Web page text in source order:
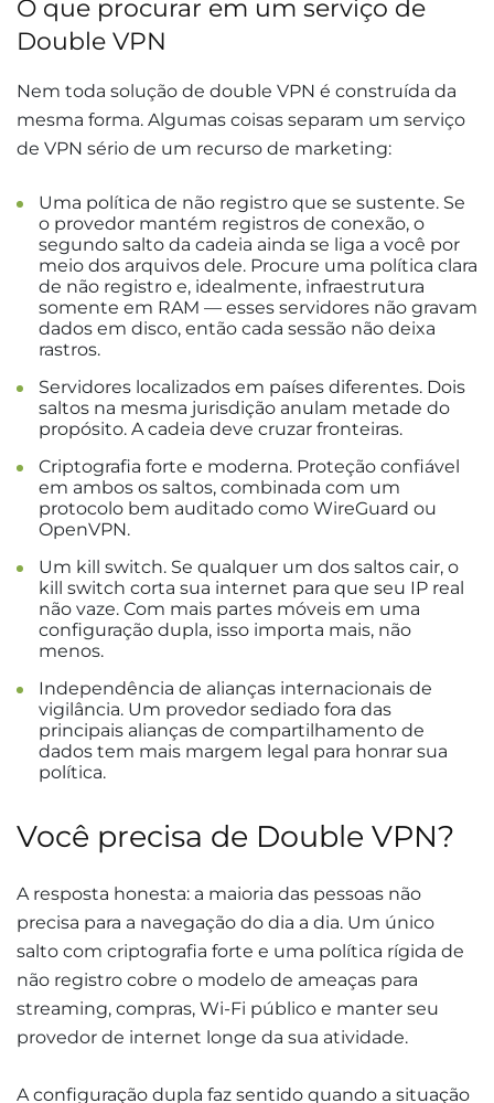
O que procurar em um serviço de
Double VPN
Nem toda solução de double VPN é construída da
mesma forma. Algumas coisas separam um serviço
de VPN sério de um recurso de marketing:
Uma política de não registro que se sustente. Se
o provedor mantém registros de conexão, o
segundo salto da cadeia ainda se liga a você por
meio dos arquivos dele. Procure uma política clara
de não registro e, idealmente, infraestrutura
somente em RAM — esses servidores não gravam
dados em disco, então cada sessão não deixa
rastros.
Servidores localizados em países diferentes. Dois
saltos na mesma jurisdição anulam metade do
propósito. A cadeia deve cruzar fronteiras.
Criptografia forte e moderna. Proteção confiável
em ambos os saltos, combinada com um
protocolo bem auditado como WireGuard ou
OpenVPN.
Um kill switch. Se qualquer um dos saltos cair, o
kill switch corta sua internet para que seu IP real
não vaze. Com mais partes móveis em uma
configuração dupla, isso importa mais, não
menos.
Independência de alianças internacionais de
vigilância. Um provedor sediado fora das
principais alianças de compartilhamento de
dados tem mais margem legal para honrar sua
política.
Você precisa de Double VPN?
A resposta honesta: a maioria das pessoas não
precisa para a navegação do dia a dia. Um único
salto com criptografia forte e uma política rígida de
não registro cobre o modelo de ameaças para
streaming, compras, Wi-Fi público e manter seu
provedor de internet longe da sua atividade.
A configuração dupla faz sentido quando a situação